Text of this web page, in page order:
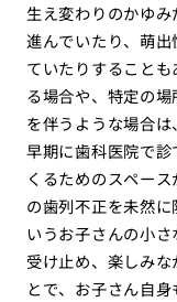
生え変わりのかゆ
進んでいたり、萌
ていたりすること
る場合や、特定の
を伴うような場合は
早期に歯科医院で
くるためのスペー
の歯列不正を未然
いうお子さんの小
受け止め、楽しみ
とで、お子さん自